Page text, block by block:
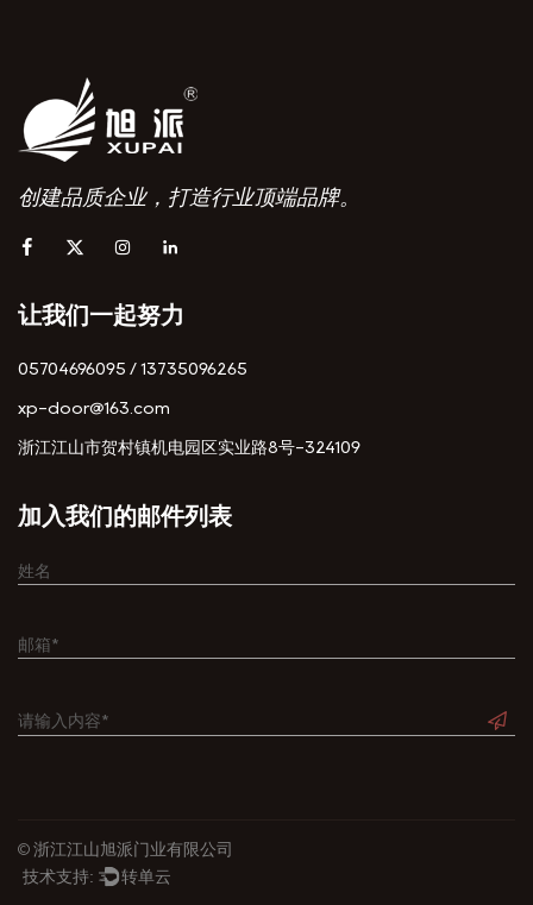
创建品质企业，打造行业顶端品牌。
让我们一起努力
05704696095 / 13735096265
xp-door@163.com
浙江江山市贺村镇机电园区实业路8号-324109
加入我们的邮件列表
© 浙江江山旭派门业有限公司
技术支持: 转单云